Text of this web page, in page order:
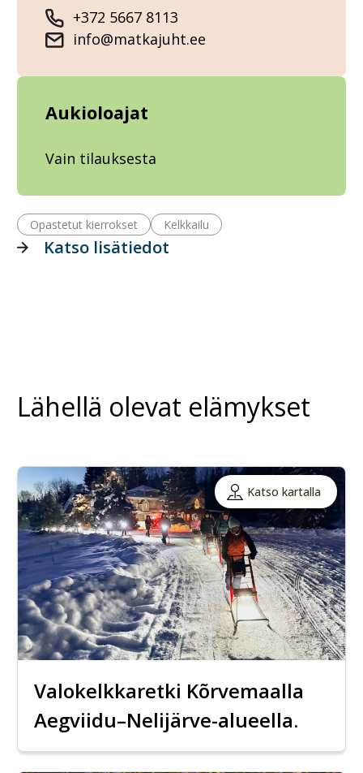
+372 5667 8113
info@matkajuht.ee
Aukioloajat
Vain tilauksesta
Opastetut kierrokset Kelkkailu
Katso lisätiedot
Lähellä olevat elämykset
Katso kartalla
Valokelkkaretki Kõrvemaalla
Aegviidu–Nelijärve-alueella.